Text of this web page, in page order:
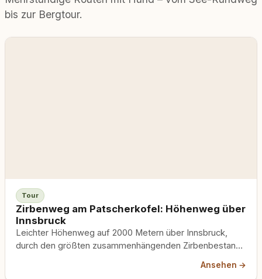
bis zur Bergtour.
Tour
Zirbenweg am Patscherkofel: Höhenweg über
Innsbruck
Leichter Höhenweg auf 2000 Metern über Innsbruck,
durch den größten zusammenhängenden Zirbenbestand
Ansehen →